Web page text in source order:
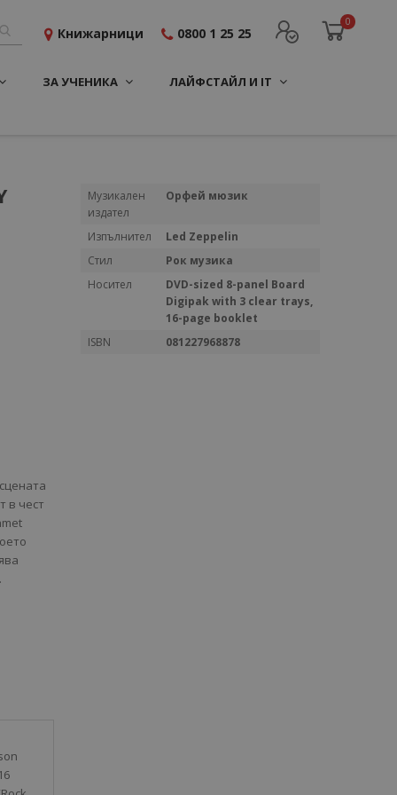
0
Книжарници 0800 1 25 25
ЗА УЧЕНИКА ЛАЙФСТАЙЛ И IT
в чест
Повече
информация
Музикален
издател
Орфей мюзик
Изпълнител
Led Zeppelin
Стил
Рок музика
Носител
DVD-sized 8-panel Board
Digipak with 3 clear trays,
16-page booklet
ISBN
081227968878